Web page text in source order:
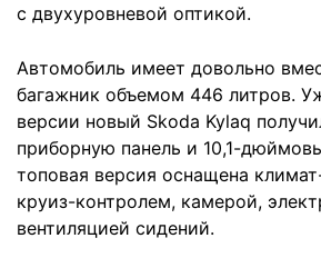
с двухуровневой оптикой.
Автомобиль имеет довольно
багажник объемом 446 литров.
версии новый Skoda Kylaq
приборную панель и 10,1-
топовая версия оснащена
круиз-контролем, камерой,
вентиляцией сидений.